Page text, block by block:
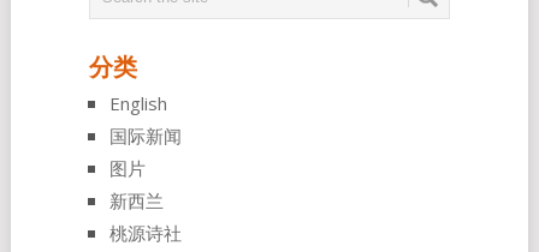
分类
English
国际新闻
图片
新西兰
桃源诗社